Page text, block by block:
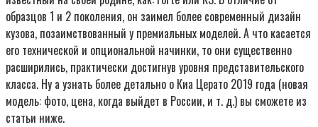
образцов 1 и 2 поколения, он заимел более современный дизайн
кузова, позаимствованный у премиальных моделей. А что касается
его технической и опциональной начинки, то они существенно
расширились, практически достигнув уровня представительского
класса. Ну а узнать более детально о Киа Церато 2019 года (новая
модель: фото, цена, когда выйдет в России, и т. д.) вы сможете из
статьи ниже.